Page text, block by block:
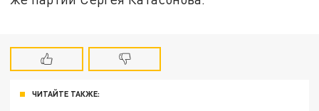
ЧИТАЙТЕ ТАКЖЕ: